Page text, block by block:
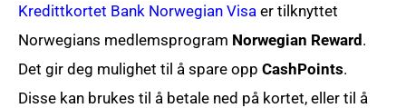
Kredittkortet Bank Norwegian Visa er tilknyttet
Norwegians medlemsprogram Norwegian Reward.
Det gir deg mulighet til å spare oppCashPoints.
Disse kan brukes til å betale ned på kortet, eller til å